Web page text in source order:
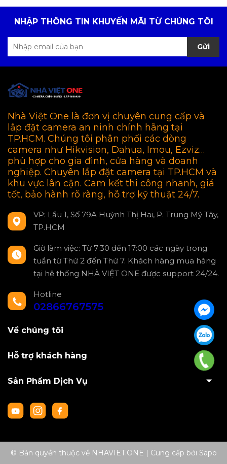
NHẬP THÔNG TIN KHUYẾN MÃI TỪ CHÚNG TÔI
Gửi
Nhà Việt One là đơn vị chuyên cung cấp và
lắp đặt camera an ninh chính hãng tại
TP.HCM. Chúng tôi phân phối các dòng
camera như Hikvision, Dahua, Imou, Ezviz…
phù hợp cho gia đình, cửa hàng và doanh
nghiệp. Chuyên lắp đặt camera tại TP.HCM và
khu vực lân cận. Cam kết thi công nhanh, giá
tốt, bảo hành rõ ràng, hỗ trợ kỹ thuật 24/7.
VP: Lầu 1, Số 79A Huỳnh Thị Hai, P. Trung Mỹ Tây,
TP.HCM
Giờ làm việc: Từ 7:30 đến 17:00 các ngày trong
tuần từ Thứ 2 đến Thứ 7. Khách hàng mua hàng
tại hệ thống NHÀ VIỆT ONE được support 24/24.
Hotline
02866767575
Về chúng tôi
Hỗ trợ khách hàng
Sản Phẩm Dịch Vụ
© Bản quyền thuộc về NHAVIET.ONE Cung cấp bởi Sapo